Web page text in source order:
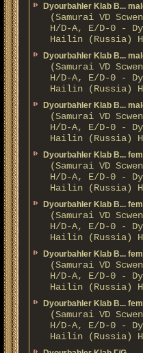
Dyourbahler Klab B...
(Samurai VD
H/D-A, E/D-0 -
Hailin (Russia)
Dyourbahler Klab B...
(Samurai VD
H/D-A, E/D-0 -
Hailin (Russia)
Dyourbahler Klab B...
(Samurai VD
H/D-A, E/D-0 -
Hailin (Russia)
Dyourbahler Klab B...
(Samurai VD
H/D-A, E/D-0 -
Hailin (Russia)
Dyourbahler Klab B...
(Samurai VD
H/D-A, E/D-0 -
Hailin (Russia)
Dyourbahler Klab B...
(Samurai VD
H/D-A, E/D-0 -
Hailin (Russia)
Dyourbahler Klab B...
(Samurai VD
H/D-A, E/D-0 -
Hailin (Russia)